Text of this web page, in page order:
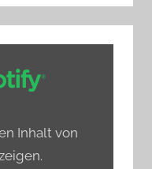
Inhalt von